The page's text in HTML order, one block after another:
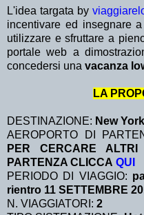
L'idea targata by
incentivare ed insegnare
utilizzare e sfruttare a
portale web a
concedersi una vacanza
LA
DESTINAZIONE: New
AEROPORTO DI
PER CERCARE
PARTENZA CLICCA QUI
PERIODO DI VIAGGIO:
rientro 11 SETTEMBRE
N. VIAGGIATORI: 2